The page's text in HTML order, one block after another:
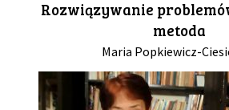
GALERIA
DRUŻYNA
Rozwiązywanie
metoda
Maria Popkiewicz-